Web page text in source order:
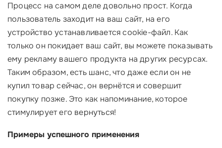
Процесс на самом деле довольно прост. Когда
пользователь заходит на ваш сайт, на его
устройство устанавливается cookie-файл. Как
только он покидает ваш сайт, вы можете показывать
ему рекламу вашего продукта на других ресурсах.
Таким образом, есть шанс, что даже если он не
купил товар сейчас, он вернётся и совершит
покупку позже. Это как напоминание, которое
стимулирует его вернуться!
Примеры успешного применения